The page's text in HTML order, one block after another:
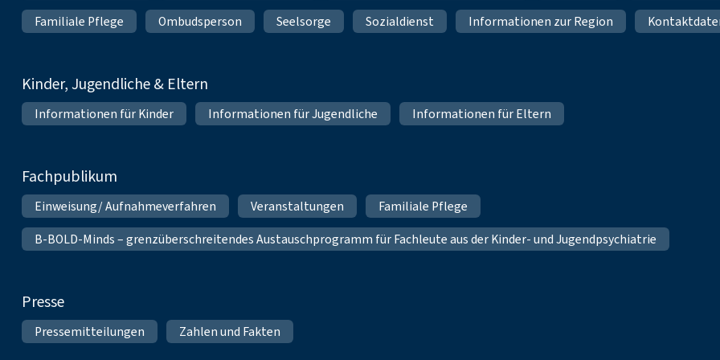
Familiale Pflege
Ombudsperson Seelsorge Sozialdienst Informationen zur Region
Kinder, Jugendliche & Eltern
Informationen für Kinder Informationen für Jugendliche Informationen für Eltern
Fachpublikum
Einweisung/ Aufnahmeverfahren Veranstaltungen
Familiale Pflege
B-BOLD-Minds – grenzüberschreitendes Austauschprogramm für Fachleute aus der Kinder- und Jugendpsychiatrie
Presse
Pressemitteilungen Zahlen und Fakten